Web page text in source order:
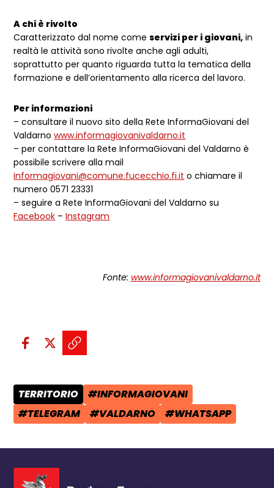
A chi è rivolto
Caratterizzato dal nome comeservizi per i giovani, in
realtà le attività sono rivolte anche agli adulti,
soprattutto per quanto riguarda tutta la tematica della
formazione e dell’orientamento alla ricerca del lavoro.
Per informazioni
– consultare il nuovo sito della Rete InformaGiovani del
Valdarnowww.informagiovanivaldarno.it
– per contattare la Rete InformaGiovani del Valdarno è
possibile scrivere alla mail
informagiovani@comune.fucecchio.fi.it o chiamare il
numero 0571 23331
– seguire a Rete InformaGiovani del Valdarno su
Facebook –Instagram
Fonte: www.informagiovanivaldarno.it
Condividi sui social:
Condividi su Facebook - apre
Condividi su X - apre una
Copia il link e condividi -
CATEGORIA POST:
TERRITORIO TAG:
#INFORMAGIOVANI
TAG:
#TELEGRAM TAG:
#VALDARNO TAG:
#WHATSAPP